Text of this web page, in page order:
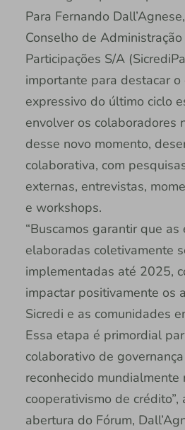
Para Fernando
Conselho de
Participações S/A
importante para destacar o
expressivo do último ciclo
envolver os colaboradores
desse novo momento,
colaborativa, com
externas, entrevistas,
e workshops.
“Buscamos garantir que
elaboradas coletivamente
implementadas até 2025,
impactar positivamente os
Sicredi e as comunidades
Essa etapa é primordial
colaborativo de
reconhecido
cooperativismo de crédito”,
abertura do Fórum,